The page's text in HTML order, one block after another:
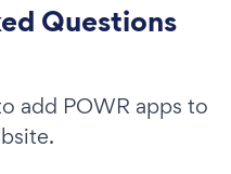
Questions
add POWR apps to